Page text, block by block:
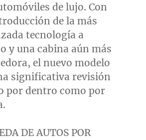
de lujo. Con
de la más
tecnología a
y una cabina aún más
el nuevo modelo
significativa revisión
por dentro como por
DE AUTOS POR